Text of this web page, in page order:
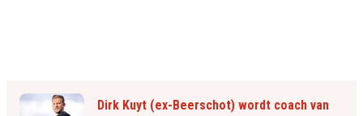
Dirk Kuyt (ex-Beerschot) wordt coach van